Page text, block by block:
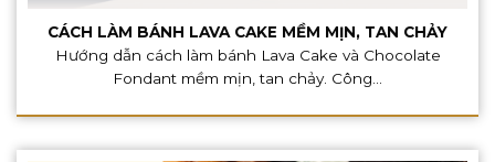
CÁCH LÀM BÁNH LAVA CAKE MỀM MỊN, TAN CHẢY
Hướng dẫn cách làm bánh Lava Cake và Chocolate
Fondant mềm mịn, tan chảy. Công...